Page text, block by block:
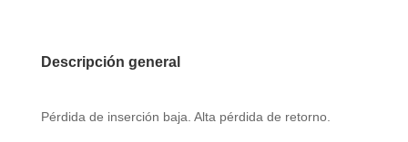
Descripción general
Pérdida de inserción baja. Alta pérdida de retorno.